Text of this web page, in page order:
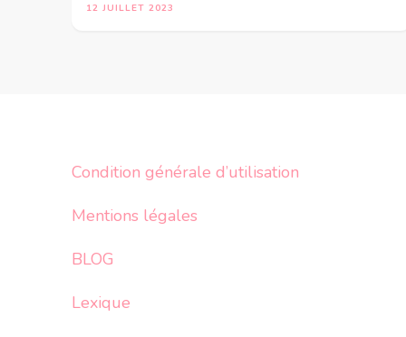
12 JUILLET 2023
Condition générale d’utilisation
Mentions légales
BLOG
Lexique